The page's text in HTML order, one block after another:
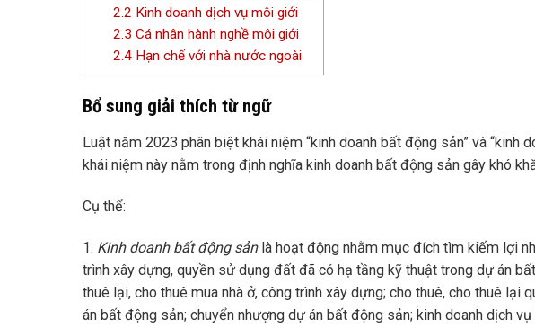
2.2 Kinh doanh dịch vụ môi giới
2.3 Cá nhân hành nghề môi giới
2.4 Hạn chế với nhà nước ngoài
Bổ sung giải thích từ ngữ
Luật năm 2023 phân biệt khái niệm “kinh doanh bất động sản” và “kinh
khái niệm này nằm trong định nghĩa kinh doanh bất động sản gây khó
Cụ thể:
1. Kinh doanh bất động sảnlà hoạt động nhằm mục đích tìm kiếm lợi
trình xây dựng, quyền sử dụng đất đã có hạ tầng kỹ thuật trong dự án
thuê lại, cho thuê mua nhà ở, công trình xây dựng; cho thuê, cho thuê
án bất động sản; chuyển nhượng dự án bất động sản; kinh doanh dịch